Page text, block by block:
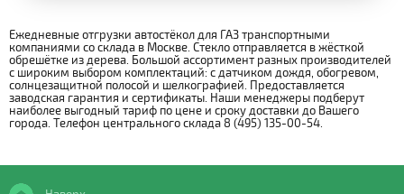
Ежедневные отгрузки автостёкол для ГАЗ транспортными
компаниями со склада в Москве. Стекло отправляется в жёсткой
обрешётке из дерева. Большой ассортимент разных производителей
с широким выбором комплектаций: с датчиком дождя, обогревом,
солнцезащитной полосой и шелкографией. Предоставляется
заводская гарантия и сертификаты. Наши менеджеры подберут
наиболее выгодный тариф по цене и сроку доставки до Вашего
города. Телефон центрального склада 8 (495) 135-00-54.